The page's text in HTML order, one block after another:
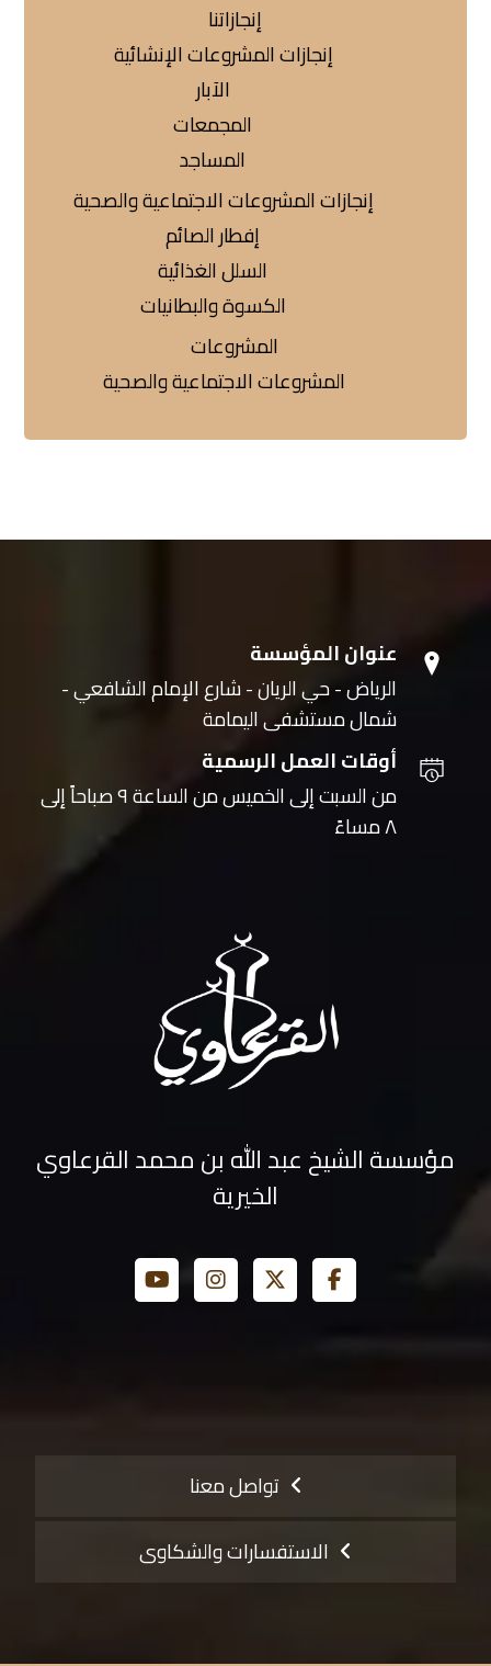
إنجازاتنا
إنجازات المشروعات الإنشائية
الآبار
المجمعات
المساجد
إنجازات المشروعات الاجتماعية والصحية
إفطار الصائم
السلل الغذائية
الكسوة والبطانيات
المشروعات
المشروعات الاجتماعية والصحية
عنوان المؤسسة
الرياض - حي الريان - شارع الإمام الشافعي -
شمال مستشفى اليمامة
أوقات العمل الرسمية
من السبت إلى الخميس من الساعة ٩ صباحاً إلى
٨ مساءً
مؤسسة الشيخ عبد الله بن محمد القرعاوي
الخيرية
تواصل معنا
الاستفسارات والشكاوى